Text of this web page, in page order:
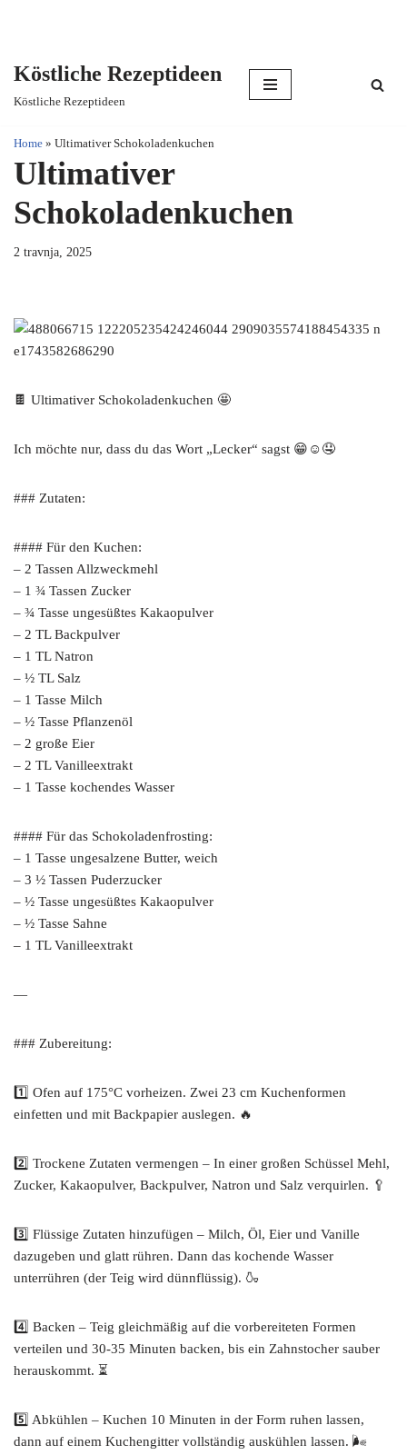
content
Köstliche Rezeptideen
Köstliche Rezeptideen
Home » Ultimativer Schokoladenkuchen
Ultimativer
Schokoladenkuchen
2 travnja, 2025
🍫 Ultimativer Schokoladenkuchen 🤩
Ich möchte nur, dass du das Wort „Lecker“ sagst 😁☺🤤
### Zutaten:
#### Für den Kuchen:
– 2 Tassen Allzweckmehl
– 1 ¾ Tassen Zucker
– ¾ Tasse ungesüßtes Kakaopulver
– 2 TL Backpulver
– 1 TL Natron
– ½ TL Salz
– 1 Tasse Milch
– ½ Tasse Pflanzenöl
– 2 große Eier
– 2 TL Vanilleextrakt
– 1 Tasse kochendes Wasser
#### Für das Schokoladenfrosting:
– 1 Tasse ungesalzene Butter, weich
– 3 ½ Tassen Puderzucker
– ½ Tasse ungesüßtes Kakaopulver
– ½ Tasse Sahne
– 1 TL Vanilleextrakt
—
### Zubereitung:
1️⃣ Ofen auf 175°C vorheizen. Zwei 23 cm Kuchenformen
einfetten und mit Backpapier auslegen. 🔥
2️⃣ Trockene Zutaten vermengen – In einer großen Schüssel Mehl,
Zucker, Kakaopulver, Backpulver, Natron und Salz verquirlen. 🥄
3️⃣ Flüssige Zutaten hinzufügen – Milch, Öl, Eier und Vanille
dazugeben und glatt rühren. Dann das kochende Wasser
unterrühren (der Teig wird dünnflüssig). 🍶
4️⃣ Backen – Teig gleichmäßig auf die vorbereiteten Formen
verteilen und 30-35 Minuten backen, bis ein Zahnstocher sauber
herauskommt. ⏳
5️⃣ Abkühlen – Kuchen 10 Minuten in der Form ruhen lassen,
dann auf einem Kuchengitter vollständig auskühlen lassen. 🌬️